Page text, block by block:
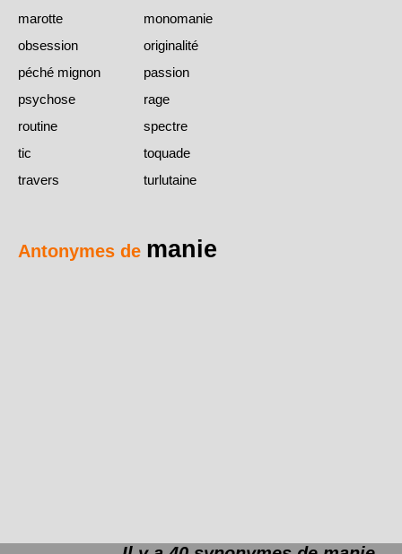
marotte
monomanie
obsession
originalité
péché mignon
passion
psychose
rage
routine
spectre
tic
toquade
travers
turlutaine
Antonymes de manie